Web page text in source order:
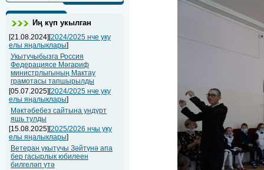
Иң күп укылган
[21.08.2024][2024/2025 нче уку
елы яңалыклары]
Укытучыбызга Россия
Федерациясе Мәгариф
министрлыгының Мактау
грамотасы тапшырылды
[05.07.2025][2024/2025 нче уку
елы яңалыклары]
Мәктәбебез сайтына ундүрт
яшь тулды
[15.08.2025][2025/2026 нчы уку
елы яңалыклары]
Ветеран укытучы Зәйтүнә апа
бер гасырлык юбилеен
билгеләп үтә